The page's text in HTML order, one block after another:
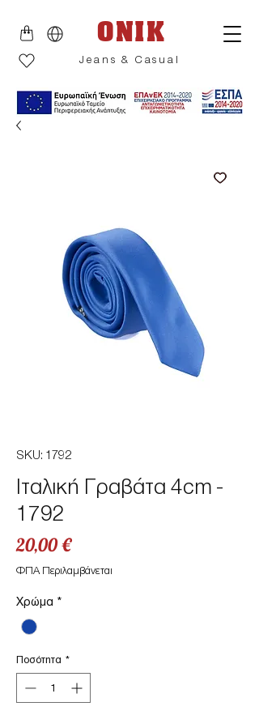
ONIK
Jeans & Casual
SKU: 1792
Ιταλική Γραβάτα 4cm -
1792
20,00 €Τιμή
ΦΠΑ Περιλαμβάνεται
Χρώμα *
Ποσότητα *